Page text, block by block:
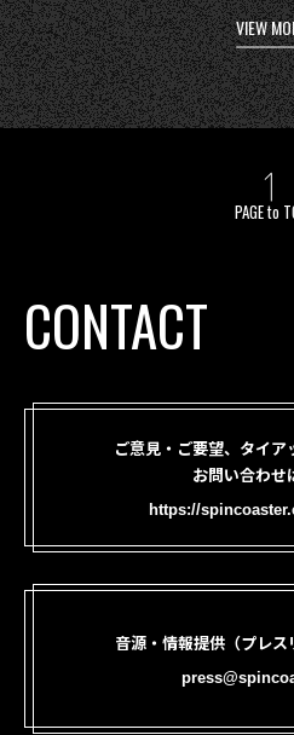
VIEW
PAGE to
CONTACT
ご意見・ご要望、タイア
お問い合わせ
https://
音源・情報提供（プレス